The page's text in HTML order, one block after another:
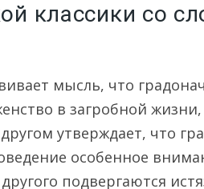
классики со
мысль, что
в загробной
утверждает, что
особенное
подвергаются